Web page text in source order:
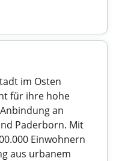
im Osten
für ihre hohe
an
Paderborn. Mit
Einwohnern
aus urbanem